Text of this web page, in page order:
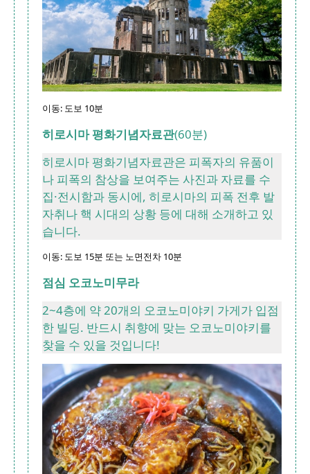
이동: 도보 10분
히로시마 평화기념자료관(60분)
히로시마 평화기념자료관은 피폭자의 유품이
나 피폭의 참상을 보여주는 사진과 자료를 수
집·전시함과 동시에, 히로시마의 피폭 전후 발
자취나 핵 시대의 상황 등에 대해 소개하고 있
습니다.
이동: 도보 15분 또는 노면전차 10분
점심 오코노미무라
2~4층에 약 20개의 오코노미야키 가게가 입점
한 빌딩. 반드시 취향에 맞는 오코노미야키를
찾을 수 있을 것입니다!